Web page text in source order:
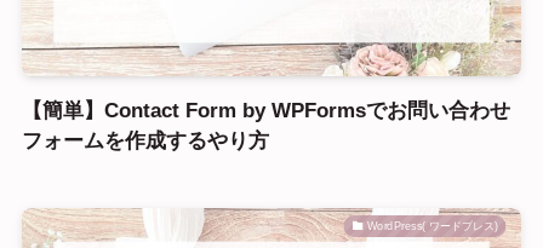
【簡単】Contact Form by WPFormsでお問い合わせ
フォームを作成するやり方
WordPress( ワードプレス)